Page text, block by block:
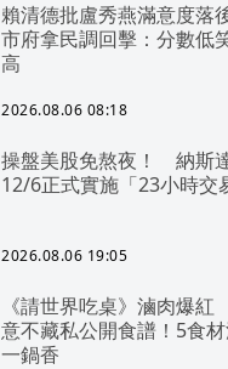
賴清德批盧秀燕滿意度
市府拿民調回擊：分數低
高
2026.08.06 08:18
操盤美股免熬夜！ 納斯
12/6正式實施「23小時交
2026.08.06 19:05
《請世界吃桌》滷肉爆
意不藏私公開食譜！5食
一鍋香